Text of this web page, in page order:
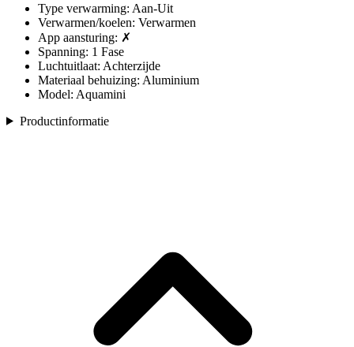
Type verwarming: Aan-Uit
Verwarmen/koelen: Verwarmen
App aansturing: ✗
Spanning: 1 Fase
Luchtuitlaat: Achterzijde
Materiaal behuizing: Aluminium
Model: Aquamini
Productinformatie